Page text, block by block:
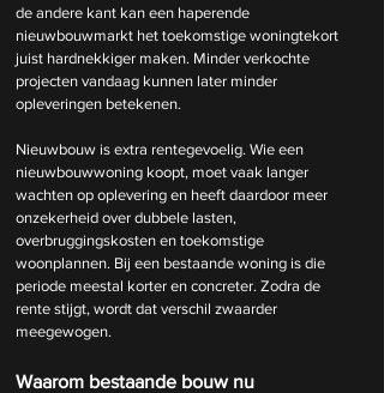
de andere kant kan een haperende
nieuwbouwmarkt het toekomstige woningtekort
juist hardnekkiger maken. Minder verkochte
projecten vandaag kunnen later minder
opleveringen betekenen.
Nieuwbouw is extra rentegevoelig. Wie een
nieuwbouwwoning koopt, moet vaak langer
wachten op oplevering en heeft daardoor meer
onzekerheid over dubbele lasten,
overbruggingskosten en toekomstige
woonplannen. Bij een bestaande woning is die
periode meestal korter en concreter. Zodra de
rente stijgt, wordt dat verschil zwaarder
meegewogen.
Waarom bestaande bouw nu